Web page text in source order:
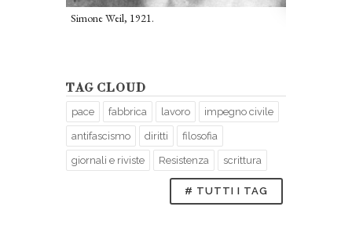
Simone Weil, 1921.
TAG CLOUD
pace fabbrica lavoro impegno civile
antifascismo diritti filosofia
giornali e riviste Resistenza scrittura
# TUTTI I TAG